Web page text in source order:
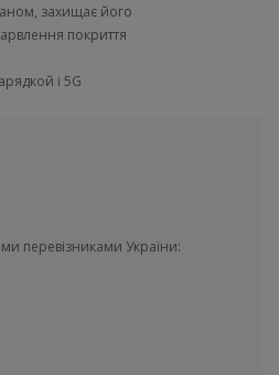
захищає його
покриття
і 5G
перевізниками України: